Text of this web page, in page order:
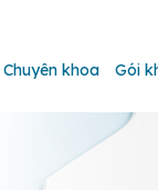
Chuyên khoa Gói